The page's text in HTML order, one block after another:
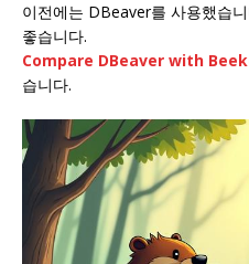
이전에는 DBeaver를 사용했습
좋습니다.
Compare DBeaver with
습니다.